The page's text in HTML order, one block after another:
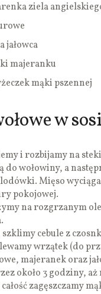
ziela
jałowca
majeranku
mąki pszennej
w
i rozbijamy na
do wołowiny, a
Mięso
pokojowej.
na rozgrzanym
cebule z
wrzątek (do
majeranek oraz
około 3 godziny,
zagęszczamy